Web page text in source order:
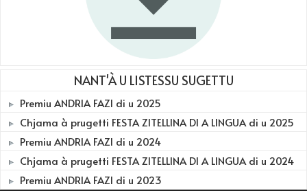
NANT'À U LISTESSU SUGETTU
Premiu ANDRIA FAZI di u 2025
Chjama à prugetti FESTA ZITELLINA DI A LINGUA di u 2025
Premiu ANDRIA FAZI di u 2024
Chjama à prugetti FESTA ZITELLINA DI A LINGUA di u 2024
Premiu ANDRIA FAZI di u 2023